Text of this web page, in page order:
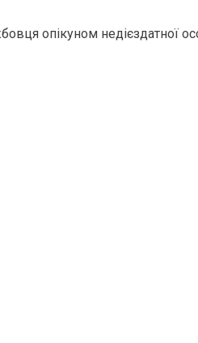
опікуном недієздатної